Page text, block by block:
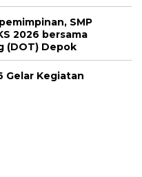
SMP
2026 bersama
(DOT) Depok
Gelar Kegiatan